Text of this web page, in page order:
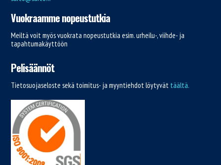
Vuokraamme nopeustutkia
Meiltä voit myös vuokrata nopeustutkia esim. urheilu-, viihde- ja
tapahtumakäyttöön
Pelisäännöt
Tietosuojaseloste sekä toimitus- ja myyntiehdot löytyvät täältä.